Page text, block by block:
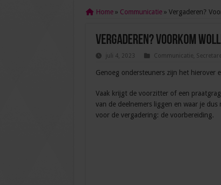
Home » Communicatie » Vergaderen?
Vergaderen? Voorkom
juli 4, 2023 Communicatie,
Genoeg ondersteuners zijn het hierover
Vaak krijgt de voorzitter of een
van de deelnemers liggen en waar je
voor de vergadering: de voorbereiding.